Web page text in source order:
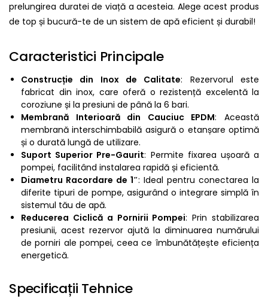
prelungirea duratei de viață a acesteia. Alege acest produs
de top și bucură-te de un sistem de apă eficient și durabil!
Caracteristici Principale
Construcție din Inox de Calitate: Rezervorul este
fabricat din inox, care oferă o rezistență excelentă la
coroziune și la presiuni de până la 6 bari.
Membrană Interioară din Cauciuc EPDM: Această
membrană interschimbabilă asigură o etanșare optimă
și o durată lungă de utilizare.
Suport Superior Pre-Gaurit: Permite fixarea ușoară a
pompei, facilitând instalarea rapidă și eficientă.
Diametru Racordare de 1″: Ideal pentru conectarea la
diferite tipuri de pompe, asigurând o integrare simplă în
sistemul tău de apă.
Reducerea Ciclică a Pornirii Pompei: Prin stabilizarea
presiunii, acest rezervor ajută la diminuarea numărului
de porniri ale pompei, ceea ce îmbunătățește eficiența
energetică.
Specificații Tehnice